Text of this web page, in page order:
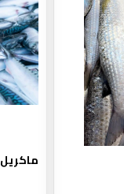
ماكريل